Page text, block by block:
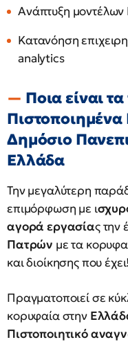
Ανάπτυξη
Κατανόηση
analytics
Ποια είναι
Δημόσιο
Ελλάδα
Την μεγαλύτερη
επιμόρφωση με ι
αγορά εργασίας την
Πατρών με τα
και διοίκησης που έχει!
Πραγματοποιεί σε
κορυφαία στην
Πιστοποιητικό